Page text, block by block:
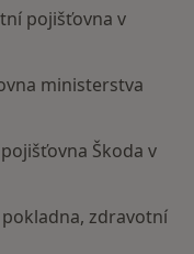
pojišťovna v
ministerstva
Škoda v
zdravotní